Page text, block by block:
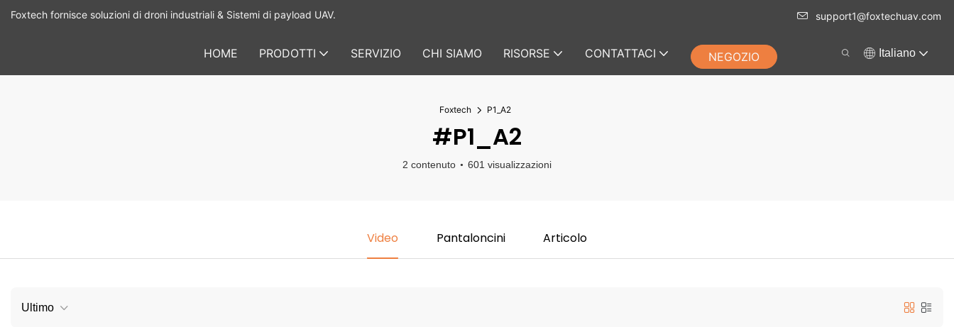
Foxtech fornisce soluzioni di droni industriali & Sistemi di payload UAV. support1@foxtechuav.com
HOME PRODOTTI SERVIZIO CHI SIAMO RISORSE CONTATTACI NEGOZIO Italiano
Foxtech P1_A2
#P1_A2
2 contenuto 601 visualizzazioni
Video Pantaloncini Articolo
Ultimo